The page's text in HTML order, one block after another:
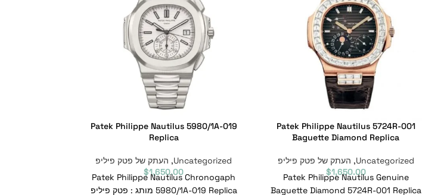
Patek Philippe Nautilus 5724R-001
Baguette Diamond Replica
Uncategorized
, העתק של פטק פיליפ
$1,650.00
Patek Philippe Nautilus Genuine
Baguette Diamond 5724R-001 Replica
Patek Philippe Nautilus 5980/1A-019
Replica
Uncategorized
, העתק של פטק פיליפ
$1,650.00
Patek Philippe Nautilus Chronogaph
5980/1A-019 Replica מותג : פטק פיליפ